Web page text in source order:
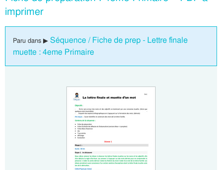
imprimer
Paru dans ▶ Séquence / Fiche de prep - Lettre finale
muette : 4eme Primaire